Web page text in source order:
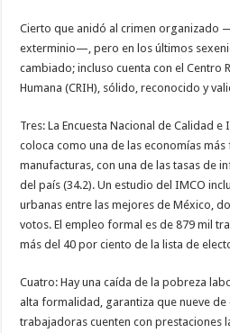
Cierto que anidó al crimen organizado
exterminio—, pero en los últimos
cambiado; incluso cuenta con el Centro
Humana (CRIH), sólido, reconocido y
Tres: La Encuesta Nacional de Calidad
coloca como una de las economías
manufacturas, con una de las tasas de
del país (34.2). Un estudio del IMCO
urbanas entre las mejores de México,
votos. El empleo formal es de 879 mil
más del 40 por ciento de la lista de
Cuatro: Hay una caída de la pobreza
alta formalidad, garantiza que nueve
trabajadoras cuenten con prestaciones